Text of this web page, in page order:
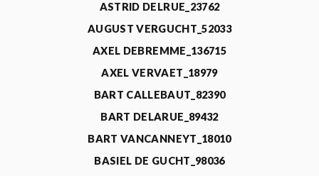
ASTRID DELRUE_23762
AUGUST VERGUCHT_52033
AXEL DEBREMME_136715
AXEL VERVAET_18979
BART CALLEBAUT_82390
BART DELARUE_89432
BART VANCANNEYT_18010
BASIEL DE GUCHT_98036